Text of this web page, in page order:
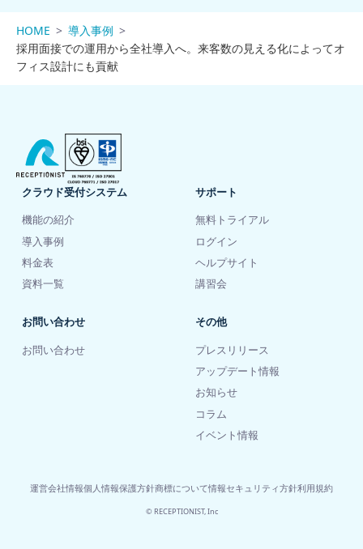
HOME
導入事例
採用面接での運用から全社導入へ。来客数の見える化によってオ
フィス設計にも貢献
クラウド受付システム
機能の紹介
導入事例
料金表
資料一覧
サポート
無料トライアル
ログイン
ヘルプサイト
講習会
お問い合わせ
お問い合わせ
その他
プレスリリース
アップデート情報
お知らせ
コラム
イベント情報
運営会社情報個人情報保護方針商標について情報セキュリティ方針利用規約
© RECEPTIONIST, Inc